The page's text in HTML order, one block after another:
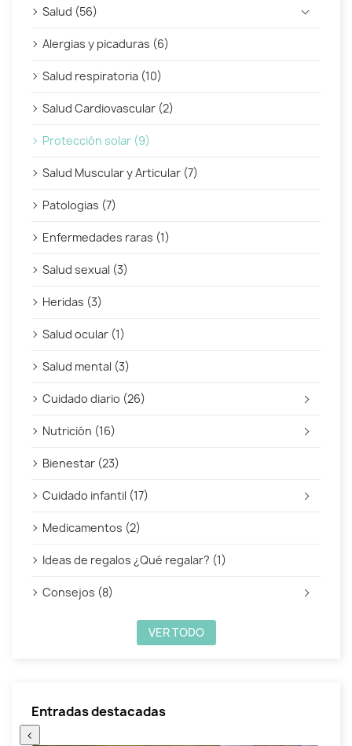
Salud (56)
Alergias y picaduras (6)
Salud respiratoria (10)
Salud Cardiovascular (2)
Protección solar (9)
Salud Muscular y Articular (7)
Patologias (7)
Enfermedades raras (1)
Salud sexual (3)
Heridas (3)
Salud ocular (1)
Salud mental (3)
Cuidado diario (26)
Nutrición (16)
Bienestar (23)
Cuidado infantil (17)
Medicamentos (2)
Ideas de regalos ¿Qué regalar? (1)
Consejos (8)
VER TODO
Entradas destacadas
‹